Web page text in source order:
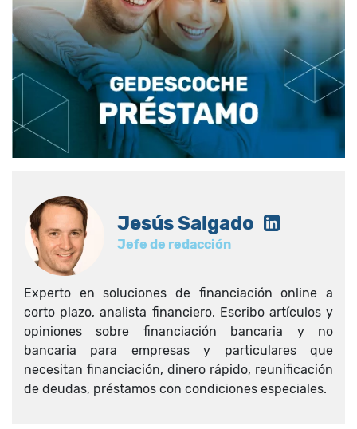
Jesús Salgado
Jefe de redacción
Experto en soluciones de financiación online a
corto plazo, analista financiero. Escribo artículos y
opiniones sobre financiación bancaria y no
bancaria para empresas y particulares que
necesitan financiación, dinero rápido, reunificación
de deudas, préstamos con condiciones especiales.